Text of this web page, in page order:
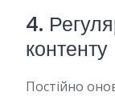
4.
контенту
Постійно